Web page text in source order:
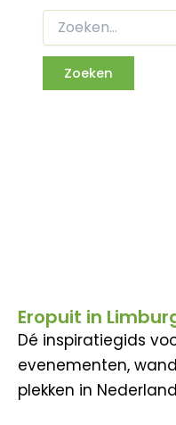
Eropuit in
Dé inspiratiegids
evenementen,
plekken in